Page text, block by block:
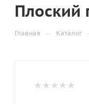
Плоский
Главная — Каталог